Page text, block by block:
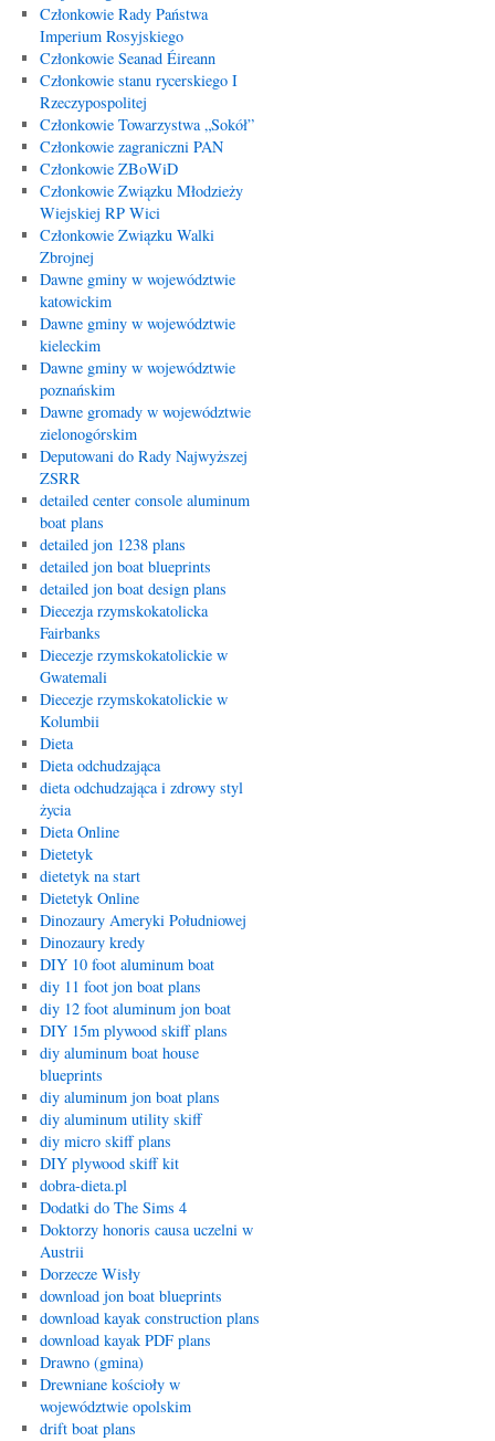
Członkowie Rady Państwa
Imperium Rosyjskiego
Członkowie Seanad Éireann
Członkowie stanu rycerskiego I
Rzeczypospolitej
Członkowie Towarzystwa „Sokół”
Członkowie zagraniczni PAN
Członkowie ZBoWiD
Członkowie Związku Młodzieży
Wiejskiej RP Wici
Członkowie Związku Walki
Zbrojnej
Dawne gminy w województwie
katowickim
Dawne gminy w województwie
kieleckim
Dawne gminy w województwie
poznańskim
Dawne gromady w województwie
zielonogórskim
Deputowani do Rady Najwyższej
ZSRR
detailed center console aluminum
boat plans
detailed jon 1238 plans
detailed jon boat blueprints
detailed jon boat design plans
Diecezja rzymskokatolicka
Fairbanks
Diecezje rzymskokatolickie w
Gwatemali
Diecezje rzymskokatolickie w
Kolumbii
Dieta
Dieta odchudzająca
dieta odchudzająca i zdrowy styl
życia
Dieta Online
Dietetyk
dietetyk na start
Dietetyk Online
Dinozaury Ameryki Południowej
Dinozaury kredy
DIY 10 foot aluminum boat
diy 11 foot jon boat plans
diy 12 foot aluminum jon boat
DIY 15m plywood skiff plans
diy aluminum boat house
blueprints
diy aluminum jon boat plans
diy aluminum utility skiff
diy micro skiff plans
DIY plywood skiff kit
dobra-dieta.pl
Dodatki do The Sims 4
Doktorzy honoris causa uczelni w
Austrii
Dorzecze Wisły
download jon boat blueprints
download kayak construction plans
download kayak PDF plans
Drawno (gmina)
Drewniane kościoły w
województwie opolskim
drift boat plans